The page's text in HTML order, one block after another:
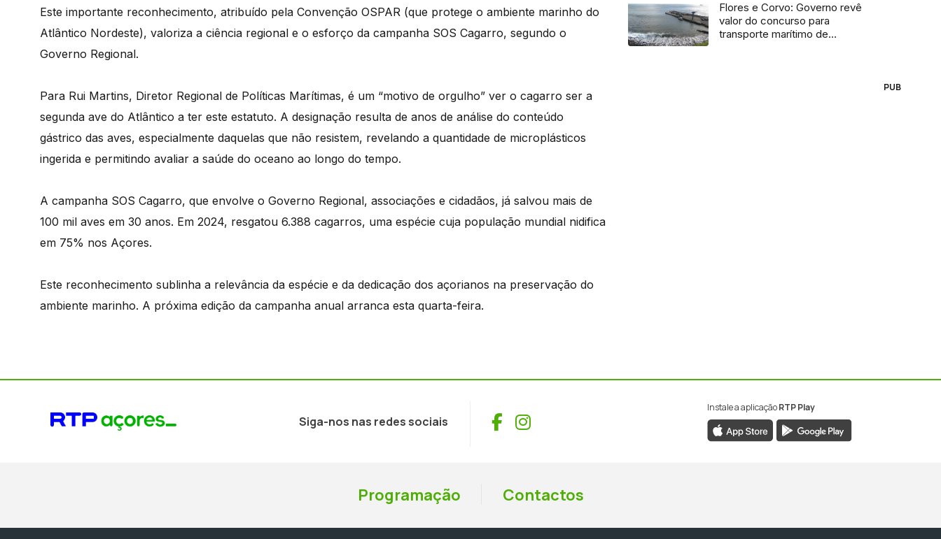
Este importante reconhecimento, atribuído pela Convenção OSPAR (que protege o ambiente marinho do
Atlântico Nordeste), valoriza a ciência regional e o esforço da campanha SOS Cagarro, segundo o
Governo Regional.
Para Rui Martins, Diretor Regional de Políticas Marítimas, é um “motivo de orgulho” ver o cagarro ser a
segunda ave do Atlântico a ter este estatuto. A designação resulta de anos de análise do conteúdo
gástrico das aves, especialmente daquelas que não resistem, revelando a quantidade de microplásticos
ingerida e permitindo avaliar a saúde do oceano ao longo do tempo.
A campanha SOS Cagarro, que envolve o Governo Regional, associações e cidadãos, já salvou mais de
100 mil aves em 30 anos. Em 2024, resgatou 6.388 cagarros, uma espécie cuja população mundial nidifica
em 75% nos Açores.
Este reconhecimento sublinha a relevância da espécie e da dedicação dos açorianos na preservação do
ambiente marinho. A próxima edição da campanha anual arranca esta quarta-feira.
Flores e Corvo: Governo revê
valor do concurso para
transporte marítimo de
PUB
Siga-nos nas redes sociais Facebook
Instagram
Instale a aplicaçãoRTP Play
Programação Contactos